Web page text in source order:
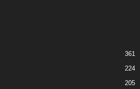
361
224
205